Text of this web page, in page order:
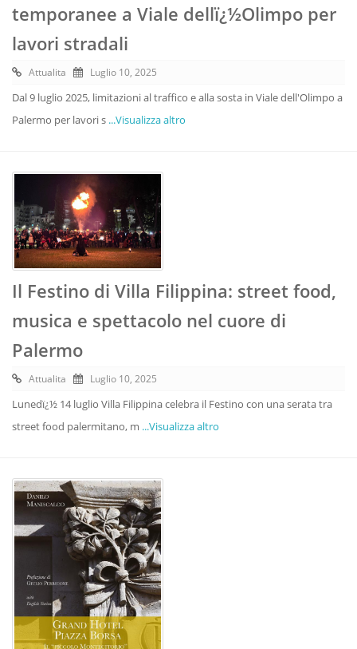
temporanee a Viale dellï¿½Olimpo per
lavori stradali
Attualita Luglio 10, 2025
Dal 9 luglio 2025, limitazioni al traffico e alla sosta in Viale dell'Olimpo a
Palermo per lavori s ...Visualizza altro
Il Festino di Villa Filippina: street food,
musica e spettacolo nel cuore di
Palermo
Attualita Luglio 10, 2025
Lunedï¿½ 14 luglio Villa Filippina celebra il Festino con una serata tra
street food palermitano, m ...Visualizza altro